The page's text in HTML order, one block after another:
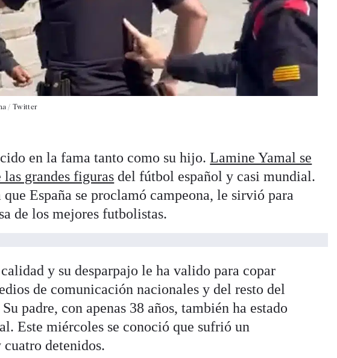
/ Twitter
en la fama tanto como su hijo.Lamine Yamal se
grandes figuras del fútbol español y casi mundial.
España se proclamó campeona, le sirvió para
de los mejores futbolistas.
y su desparpajo le ha valido para copar
de comunicación nacionales y del resto del
padre, con apenas 38 años, también ha estado
Este miércoles se conoció que sufrió un
detenidos.